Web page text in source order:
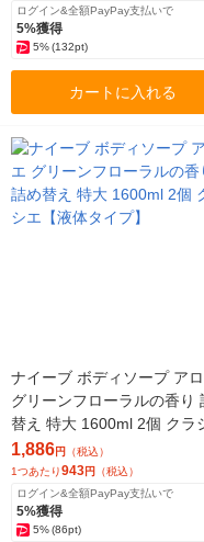
ログイン&全額PayPay支払いで
5%獲得
5%(132pt)
カートに入れる
ナイーブ ボディソープ ア
グリーンフローラルの香り
替え 特大 1600ml 2個 クラ
【液体タイプ】
1,886円 （税込）
1つあたり943円 （税込）
ログイン&全額PayPay支払いで
5%獲得
5%(86pt)